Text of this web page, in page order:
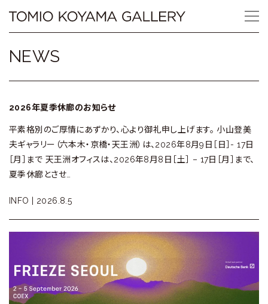
content
Tomio
Koyama
山
登
美
夫
ギ
ラ
リ
NEWS
2026年夏季休廊のお知らせ
平素格別のご厚情にあずかり、心より御礼申し上げます。 小山登美
夫ギャラリー（六本木・京橋・天王洲）は、2026年8月9日［日］- 17日
［月］まで 天王洲オフィスは、2026年8月8日［土］ – 17日［月］まで、
夏季休廊とさせ…
INFO | 2026.8.5